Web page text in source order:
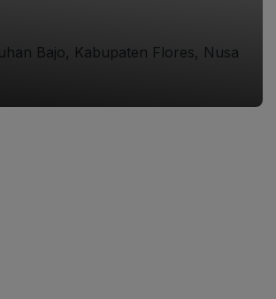
Bajo, Kabupaten Flores, Nusa